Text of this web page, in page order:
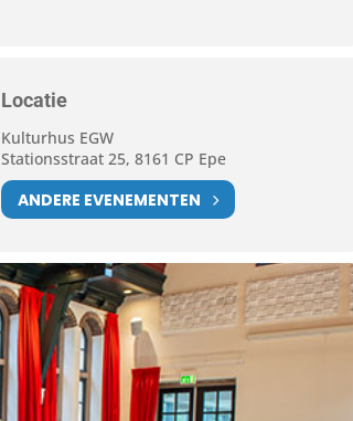
Locatie
Kulturhus EGW
Stationsstraat 25, 8161 CP Epe
ANDERE EVENEMENTEN